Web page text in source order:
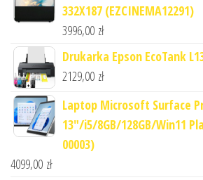
332X187 (EZCINEMA12291)
3996,00 zł
Drukarka Epson EcoTank
2129,00 zł
Laptop Microsoft Surface
13"/i5/8GB/128GB/Win11
00003)
4099,00 zł